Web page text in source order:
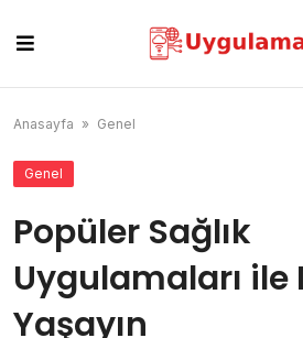
content
Anasayfa » Genel
Genel
Popüler Sağlık
Uygulamaları ile
Yaşayın